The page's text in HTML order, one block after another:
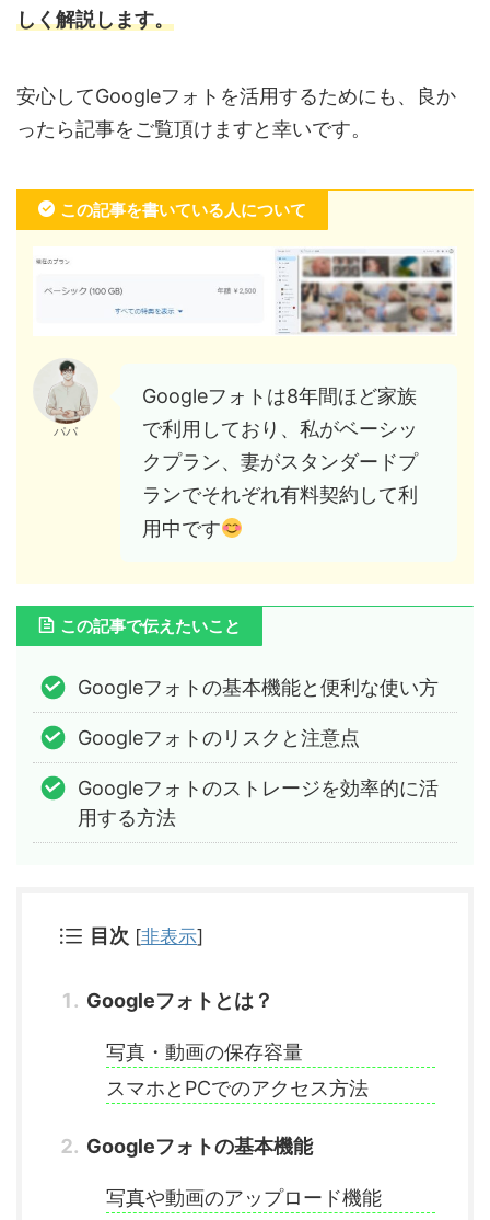
しく解説します。
安心してGoogleフォトを活用するためにも、良か
ったら記事をご覧頂けますと幸いです。
この記事を書いている人について
パパ
Googleフォトは8年間ほど家族
で利用しており、私がベーシッ
クプラン、妻がスタンダードプ
ランでそれぞれ有料契約して利
用中です
この記事で伝えたいこと
Googleフォトの基本機能と便利な使い方
Googleフォトのリスクと注意点
Googleフォトのストレージを効率的に活
用する方法
目次 [非表示]
Googleフォトとは？
写真・動画の保存容量
スマホとPCでのアクセス方法
Googleフォトの基本機能
写真や動画のアップロード機能